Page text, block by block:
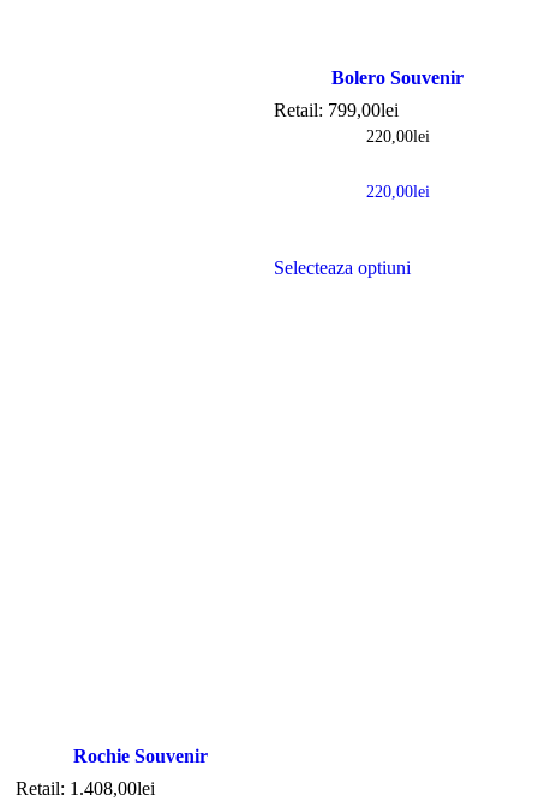
Bolero Souvenir
Retail: 799,00lei
220,00lei
220,00lei
Selecteaza optiuni
Rochie Souvenir
Retail: 1.408,00lei